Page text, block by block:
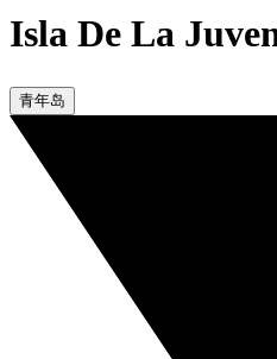
Isla De La
青年岛